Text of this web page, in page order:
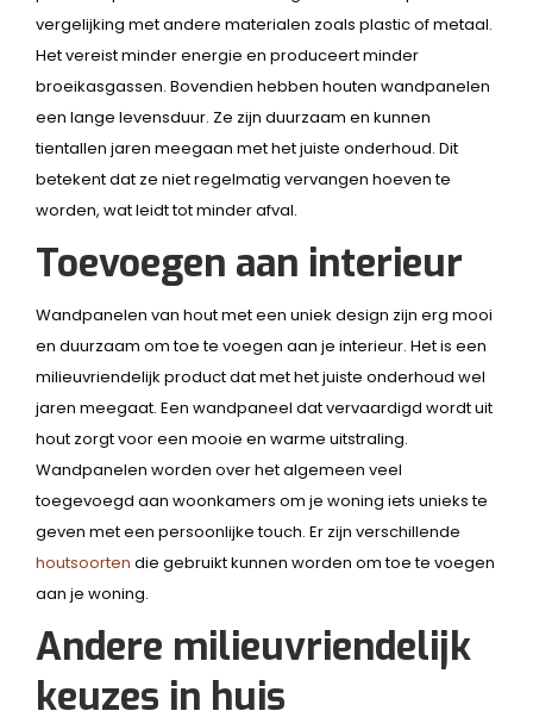
vergelijking met andere materialen zoals plastic of metaal.
Het vereist minder energie en produceert minder
broeikasgassen. Bovendien hebben houten wandpanelen
een lange levensduur. Ze zijn duurzaam en kunnen
tientallen jaren meegaan met het juiste onderhoud. Dit
betekent dat ze niet regelmatig vervangen hoeven te
worden, wat leidt tot minder afval.
Toevoegen aan interieur
Wandpanelen van hout met een uniek design zijn erg mooi
en duurzaam om toe te voegen aan je interieur. Het is een
milieuvriendelijk product dat met het juiste onderhoud wel
jaren meegaat. Een wandpaneel dat vervaardigd wordt uit
hout zorgt voor een mooie en warme uitstraling.
Wandpanelen worden over het algemeen veel
toegevoegd aan woonkamers om je woning iets unieks te
geven met een persoonlijke touch. Er zijn verschillende
houtsoorten die gebruikt kunnen worden om toe te voegen
aan je woning.
Andere milieuvriendelijk
keuzes in huis